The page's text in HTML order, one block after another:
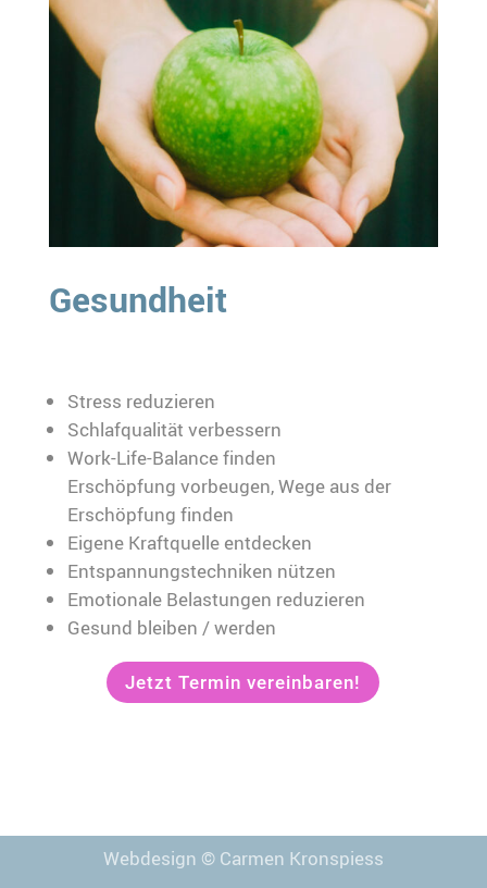
Gesundheit
Stress reduzieren
Schlafqualität verbessern
Work-Life-Balance finden
Erschöpfung vorbeugen, Wege aus der
Erschöpfung finden
Eigene Kraftquelle entdecken
Entspannungstechniken nützen
Emotionale Belastungen reduzieren
Gesund bleiben / werden
Jetzt Termin vereinbaren!
Webdesign © Carmen Kronspiess